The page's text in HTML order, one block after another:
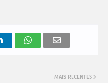
MAIS RECENTES